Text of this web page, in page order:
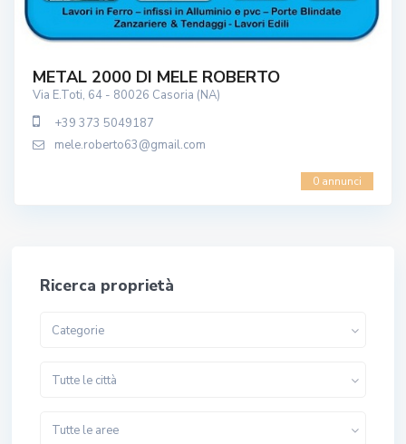
METAL 2000 DI MELE ROBERTO
Via E.Toti, 64 - 80026 Casoria (NA)
+39 373 5049187
mele.roberto63@gmail.com
0 annunci
Ricerca proprietà
Categorie
Tutte le città
Tutte le aree